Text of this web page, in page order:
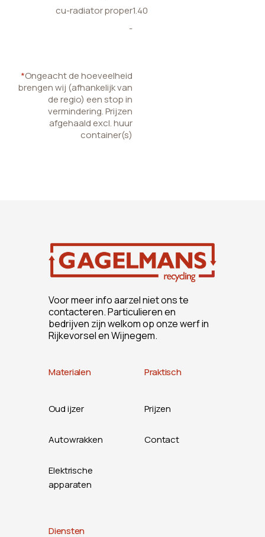
cu-radiator proper1.40
-
*Ongeacht de hoeveelheid
brengen wij (afhankelijk van
de regio) een stop in
vermindering. Prijzen
afgehaald excl. huur
container(s)
Voor meer info aarzel niet ons te
contacteren. Particulieren en
bedrijven zijn welkom op onze werf in
Rijkevorsel en Wijnegem.
Materialen
Oud ijzer
Autowrakken
Elektrische
apparaten
Praktisch
Prijzen
Contact
Diensten